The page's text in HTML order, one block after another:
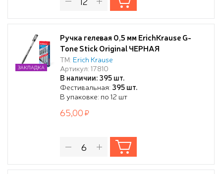
Ручка гелевая 0,5 мм ErichKrause G-
Tone Stick Original ЧЕРНАЯ
ТМ: Erich Krause
Артикул: 17810
В наличии: 395 шт.
Фестивальная: 395 шт.
В упаковке: по 12 шт
ЗАКЛАДКА
65,00